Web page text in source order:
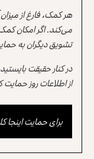
هر کمک، فارغ از
می‌کند. اگر امکان
تشویق دیگران به
در کنار حقیقت بایستید
از اطلاعات روز حمایت
برای حمایت اینجا